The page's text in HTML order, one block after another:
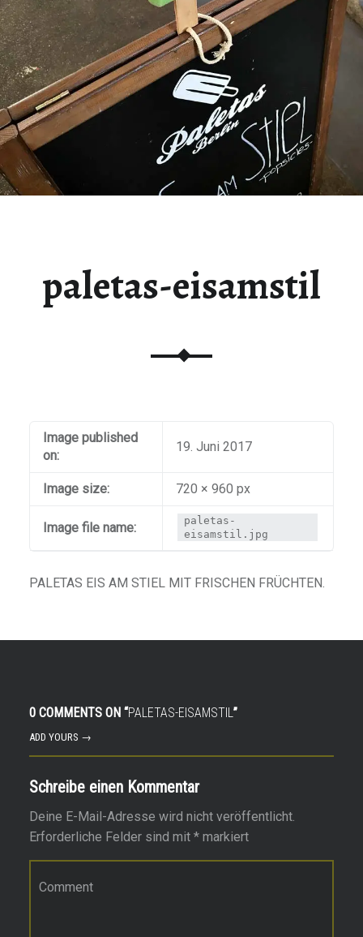
paletas-eisamstil
Image published
on:
19. Juni 2017
Image size: 720 × 960 px
Image file name:
paletas-
eisamstil.jpg
PALETAS EIS AM STIEL MIT FRISCHEN FRÜCHTEN.
0 COMMENTS ON “PALETAS-EISAMSTIL”
ADD YOURS →
Schreibe einen Kommentar
Deine E-Mail-Adresse wird nicht veröffentlicht.
Erforderliche Felder sind mit *markiert